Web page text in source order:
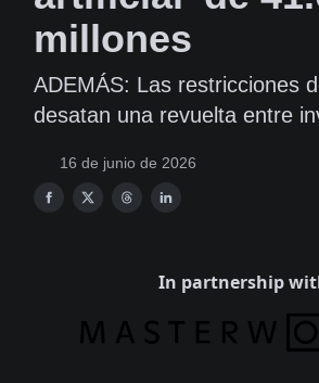
millones
ADEMÁS: Las restricciones
desatan una revuelta entre
16 de junio de 2026
In partnership